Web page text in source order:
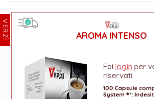
VERZÌ AROMA INTENSO
Fai login per
riservati
100 Capsule
System ®*: